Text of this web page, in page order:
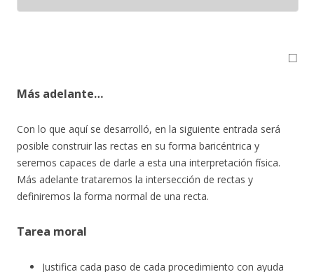
◻
Más adelante…
Con lo que aquí se desarrolló, en la siguiente entrada será
posible construir las rectas en su forma baricéntrica y
seremos capaces de darle a esta una interpretación física.
Más adelante trataremos la intersección de rectas y
definiremos la forma normal de una recta.
Tarea moral
Justifica cada paso de cada procedimiento con ayuda